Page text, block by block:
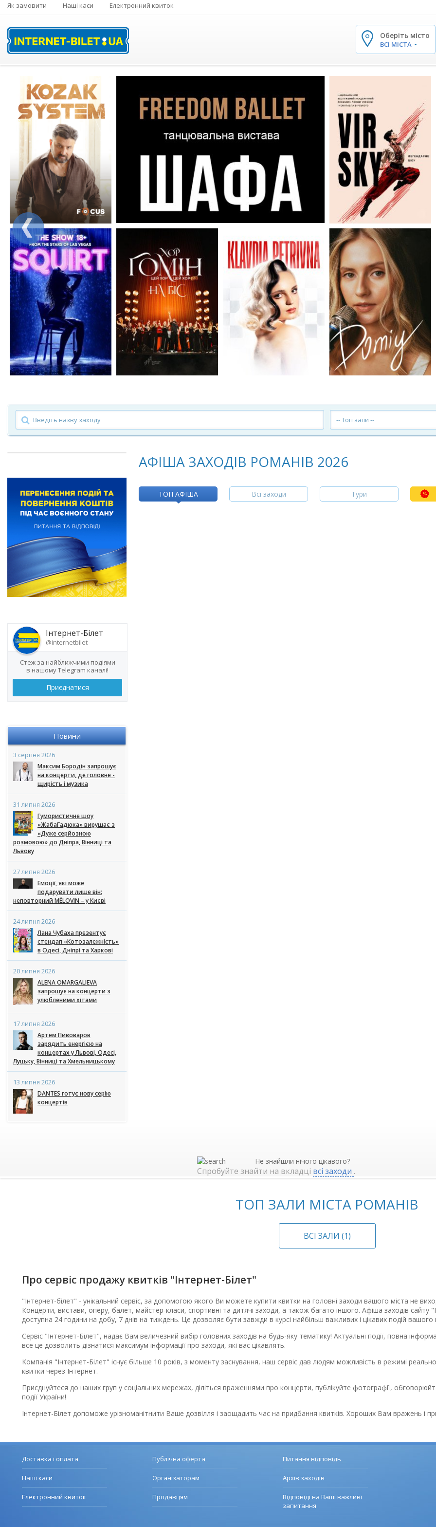
Як замовити Наші каси Електронний квиток
Оберіть місто
ВСІ МІСТА
-- Топ зали --
Інтернет-Білет
@internetbilet
Стеж за найближчими подіями
в нашому Telegram каналі!
Приєднатися
Новини
3 серпня 2026
Максим Бородін запрошує
на концерти, де головне -
щирість і музика
31 липня 2026
Гумористичне шоу
«ЖабаГадюка» вирушає з
«Дуже серйозною
розмовою» до Дніпра, Вінниці та
Львову
27 липня 2026
Емоції, які може
подарувати лише він:
неповторний MÉLOVIN – у Києві
24 липня 2026
Лана Чубаха презентує
стендап «Котозалежність»
в Одесі, Дніпрі та Харкові
20 липня 2026
ALENA OMARGALIEVA
запрошує на концерти з
улюбленими хітами
17 липня 2026
Артем Пивоваров
зарядить енергією на
концертах у Львові, Одесі,
Луцьку, Вінниці та Хмельницькому
13 липня 2026
DANTES готує нову серію
концертів
АФІША ЗАХОДІВ РОМАНІВ 2026
ТОП АФІША Всі заходи Тури
Не знайшли нічого цікавого?
Спробуйте знайти на вкладці всі заходи .
ТОП ЗАЛИ МІСТА РОМАНІВ
ВСІ ЗАЛИ (1)
Про сервіс продажу квитків "Інтернет-Білет"
"Інтернет-білет" - унікальний сервіс, за допомогою якого Ви можете купити квитки на головні заходи вашого міста не
Концерти, вистави, оперу, балет, майстер-класи, спортивні та дитячі заходи, а також багато іншого. Афіша заходів сайту
доступна 24 години на добу, 7 днів на тиждень. Це дозволяє бути завжди в курсі найбільш важливих і цікавих подій вашого
Сервіс "Інтернет-Білет", надає Вам величезний вибір головних заходів на будь-яку тематику! Актуальні події, повна
все це дозволить дізнатися максимум інформації про заходи, які вас цікавлять.
Компанія "Інтернет-Білет" існує більше 10 років, з моменту заснування, наш сервіс дав людям можливість в режимі
квитки через Інтернет.
Приєднуйтеся до наших груп у соціальних мережах, діліться враженнями про концерти, публікуйте фотографії,
події України!
Інтернет-Білет допоможе урізноманітнити Ваше дозвілля і заощадить час на придбання квитків. Хороших Вам вражень і
Доставка і оплата
Наші каси
Електронний квиток
Публічна оферта
Організаторам
Продавцям
Питання відповідь
Архів заходів
Відповіді на Ваші важливі
запитання